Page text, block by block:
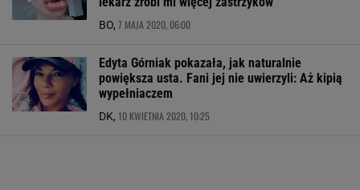
BO, 7 MAJA 2020, 06:00
Edyta Górniak pokazała, jak naturalnie
powiększa usta. Fani jej nie uwierzyli: Aż kipią
wypełniaczem
DK, 10 KWIETNIA 2020, 10:25